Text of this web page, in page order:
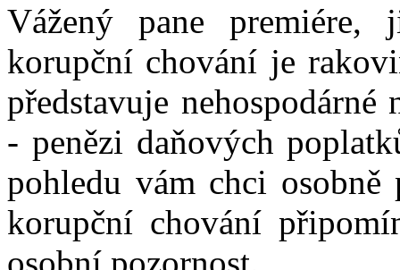
Vážený pane
korupční chování je
představuje
- penězi daňových
pohledu vám chci
korupční chování
osobní pozornost.